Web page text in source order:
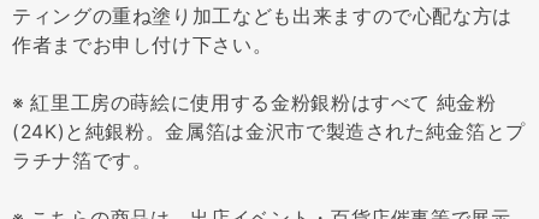
ティングの重ね塗り加工なども出来ますので心配な方は
作者までお申し付け下さい。
※ 紅里工房の蒔絵に使用する金粉銀粉はすべて 純金粉
(24K)と純銀粉。金属箔は金沢市で製造された純金箔とプ
ラチナ箔です。